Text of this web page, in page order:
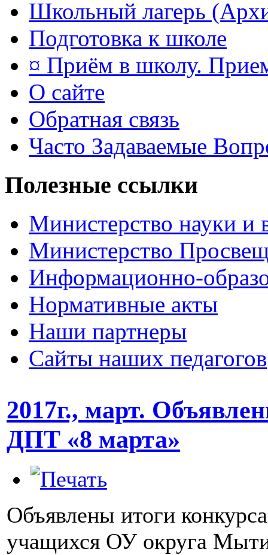
Школьный лагерь
Подготовка к школе
¤ Приём в школу.
О сайте
Обратная связь
Часто Задаваемые
Полезные ссылки
Министерство науки и
Министерство
Информационно-
Нормативные акты
Наши партнеры
Сайты наших педагогов
2017г., март.
ДПТ «8 марта»
Объявлены итоги
учащихся ОУ округа